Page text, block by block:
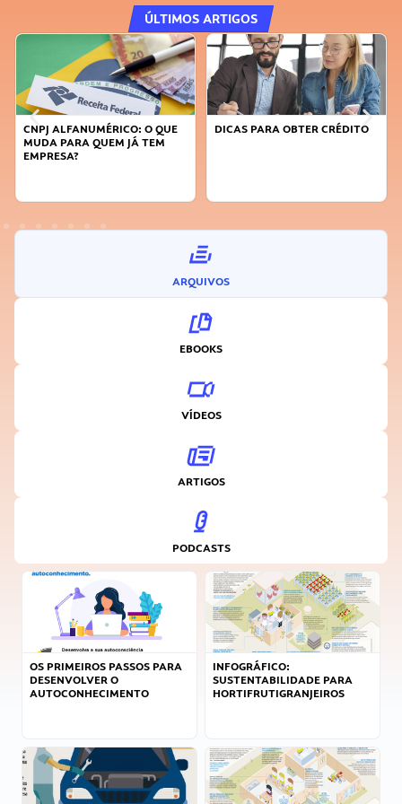
ÚLTIMOS ARTIGOS
CNPJ ALFANUMÉRICO: O QUE
MUDA PARA QUEM JÁ TEM
EMPRESA?
DICAS PARA OBTER CRÉDITO
ARQUIVOS
EBOOKS
VÍDEOS
ARTIGOS
PODCASTS
OS PRIMEIROS PASSOS PARA
DESENVOLVER O
AUTOCONHECIMENTO
INFOGRÁFICO:
SUSTENTABILIDADE PARA
HORTIFRUTIGRANJEIROS